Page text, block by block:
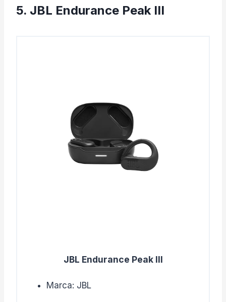
5. JBL Endurance Peak III
JBL Endurance Peak lll
Marca: JBL